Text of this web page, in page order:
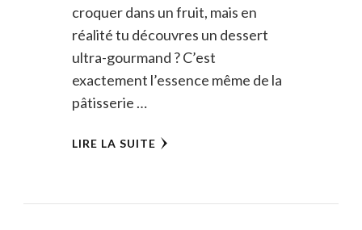
croquer dans un fruit, mais en
réalité tu découvres un dessert
ultra-gourmand ? C’est
exactement l’essence même de la
pâtisserie …
LIRE LA SUITE